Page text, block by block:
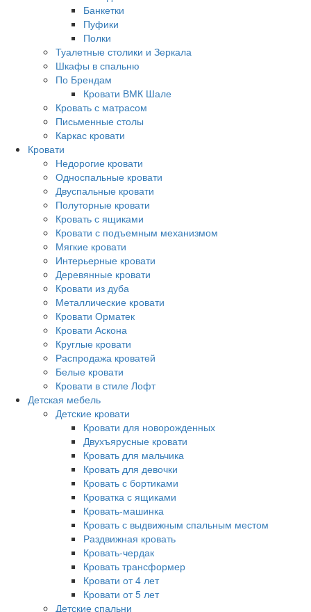
Банкетки
Пуфики
Полки
Туалетные столики и Зеркала
Шкафы в спальню
По Брендам
Кровати ВМК Шале
Кровать с матрасом
Письменные столы
Каркас кровати
Кровати
Недорогие кровати
Односпальные кровати
Двуспальные кровати
Полуторные кровати
Кровать с ящиками
Кровати с подъемным механизмом
Мягкие кровати
Интерьерные кровати
Деревянные кровати
Кровати из дуба
Металлические кровати
Кровати Орматек
Кровати Аскона
Круглые кровати
Распродажа кроватей
Белые кровати
Кровати в стиле Лофт
Детская мебель
Детские кровати
Кровати для новорожденных
Двухъярусные кровати
Кровать для мальчика
Кровать для девочки
Кровать с бортиками
Кроватка с ящиками
Кровать-машинка
Кровать с выдвижным спальным местом
Раздвижная кровать
Кровать-чердак
Кровать трансформер
Кровати от 4 лет
Кровати от 5 лет
Детские спальни